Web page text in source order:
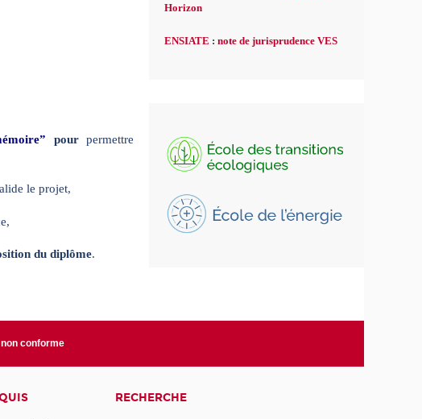
pourpermettre
le projet,
du diplôme.
Horizon
ENSIATE :note de jurisprudence VES
conforme
RECHERCHE